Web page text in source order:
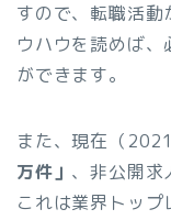
すので、転職活動
ウハウを読めば
ができます。
また、現在（
万件」 、非公開求
これは業界トッ